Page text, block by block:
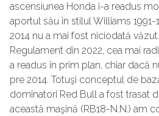
ascensiunea Honda i-a readus
aportul său în stilul Williams
2014 nu a mai fost niciodată
Regulament din 2022, cea mai
a readus în prim plan, chiar dacă
pre 2014. Totuşi conceptul de
dominatori Red Bull a fost trasat
această maşină (RB18-N.N.) am